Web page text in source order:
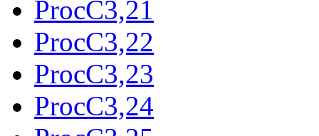
ProcC3,21
ProcC3,22
ProcC3,23
ProcC3,24